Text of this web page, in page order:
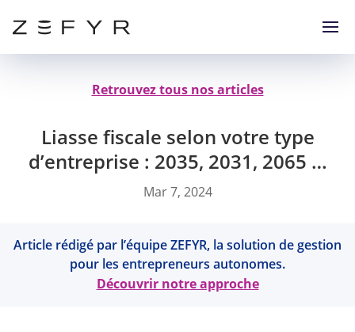
Retrouvez tous nos articles
Liasse fiscale selon votre type
d’entreprise : 2035, 2031, 2065 …
Mar 7, 2024
Article rédigé par l’équipe ZEFYR, la solution de gestion
pour les entrepreneurs autonomes.
Découvrir notre approche